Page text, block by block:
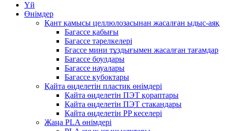
Үй
Өнімдер
Қант қамысы целлюлозасынан жасалған ыдыс-аяқ
Багассе қабығы
Багассе тәрелкелері
Бгассе мини тұздығымен жасалған тағамдар
Багассе боулдары
Багассе науалары
Багассе кубоктары
Қайта өңделетін пластик өнімдері
Қайта өңделетін ПЭТ қораптары
Қайта өңделетін ПЭТ стакандары
Қайта өңделетін PP кеселері
Жаңа PLA өнімдері